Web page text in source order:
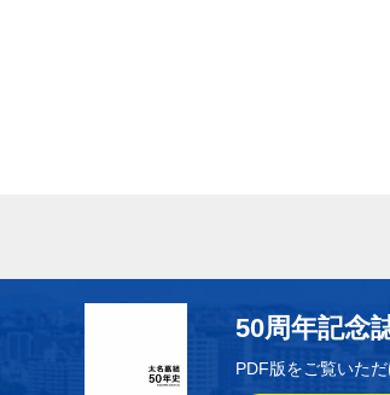
50周年記念
PDF版をご覧いた